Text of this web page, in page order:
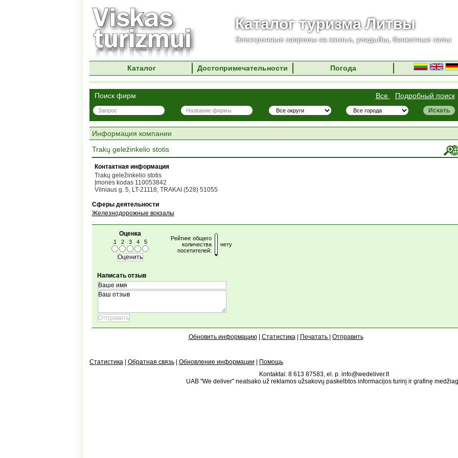
Каталог туризма Литвы
Электронные запросы на жилье, усадьбы, банкетные залы
Каталог Достопримечательности Погода
Все Подробный поиск
Поиск фирм
Информация компании
Trakų geležinkelio stotis
Контактная информация
Trakų geležinkelio stotis
Įmonės kodas 110053842
Vilniaus g. 5, LT-21118, TRAKAI (528) 51055
Сферы деятельности
Железнодорожные вокзалы
Оценка
1 2 3 4 5
Рейтинг общего
количества
посетителей:
нету
Написать отзыв
Обновить информацию| Статистика| Печатать Отправить
Статистика Обратная связь| Обновление информации
Помощь
Kontaktai: 8 613 87583, el. p. info@wedeliver.lt
UAB "We deliver" neatsako už reklamos užsakovų paskelbtos informacijos turinį ir grafinę